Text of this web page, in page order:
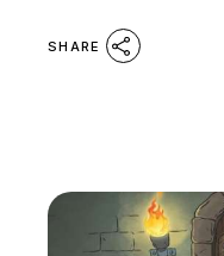
SHARE